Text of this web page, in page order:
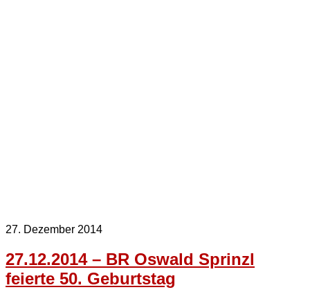
27. Dezember 2014
27.12.2014 – BR Oswald Sprinzl
feierte 50. Geburtstag